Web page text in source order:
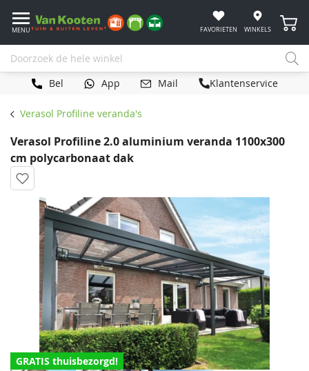
MENU FAVORIETEN WINKELS
Bel App Mail Klantenservice
Verasol Profiline veranda's
Verasol Profiline 2.0 aluminium veranda 1100x300
cm polycarbonaat dak
GRATIS thuisbezorgd!